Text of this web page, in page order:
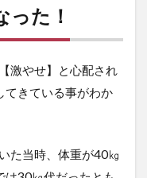
った！
激やせ】と心配され
てきている事がわか
た当時、体重が40㎏